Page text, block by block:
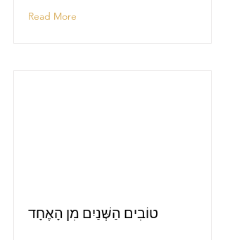
Read More
טוֹבִים הַשְּׁנַיִם מִן הָאֶחָד